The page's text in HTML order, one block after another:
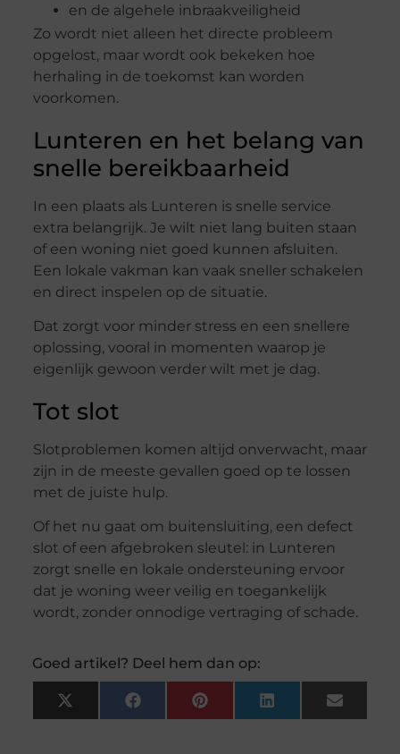
en de algehele inbraakveiligheid
Zo wordt niet alleen het directe probleem
opgelost, maar wordt ook bekeken hoe
herhaling in de toekomst kan worden
voorkomen.
Lunteren en het belang van
snelle bereikbaarheid
In een plaats als Lunteren is snelle service
extra belangrijk. Je wilt niet lang buiten staan
of een woning niet goed kunnen afsluiten.
Een lokale vakman kan vaak sneller schakelen
en direct inspelen op de situatie.
Dat zorgt voor minder stress en een snellere
oplossing, vooral in momenten waarop je
eigenlijk gewoon verder wilt met je dag.
Tot slot
Slotproblemen komen altijd onverwacht, maar
zijn in de meeste gevallen goed op te lossen
met de juiste hulp.
Of het nu gaat om buitensluiting, een defect
slot of een afgebroken sleutel: in Lunteren
zorgt snelle en lokale ondersteuning ervoor
dat je woning weer veilig en toegankelijk
wordt, zonder onnodige vertraging of schade.
Goed artikel? Deel hem dan op:
X
(Twitter)
FacebookPinterestLinkedInEmail